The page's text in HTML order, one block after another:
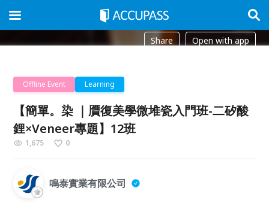
Share Open with app
Offline Event Learning
【簡單。染 ｜贋復美學微堆瓷入門班-二矽酸
鋰×Veneer專題】12班
1,675 0
鳴泰實業有限公司